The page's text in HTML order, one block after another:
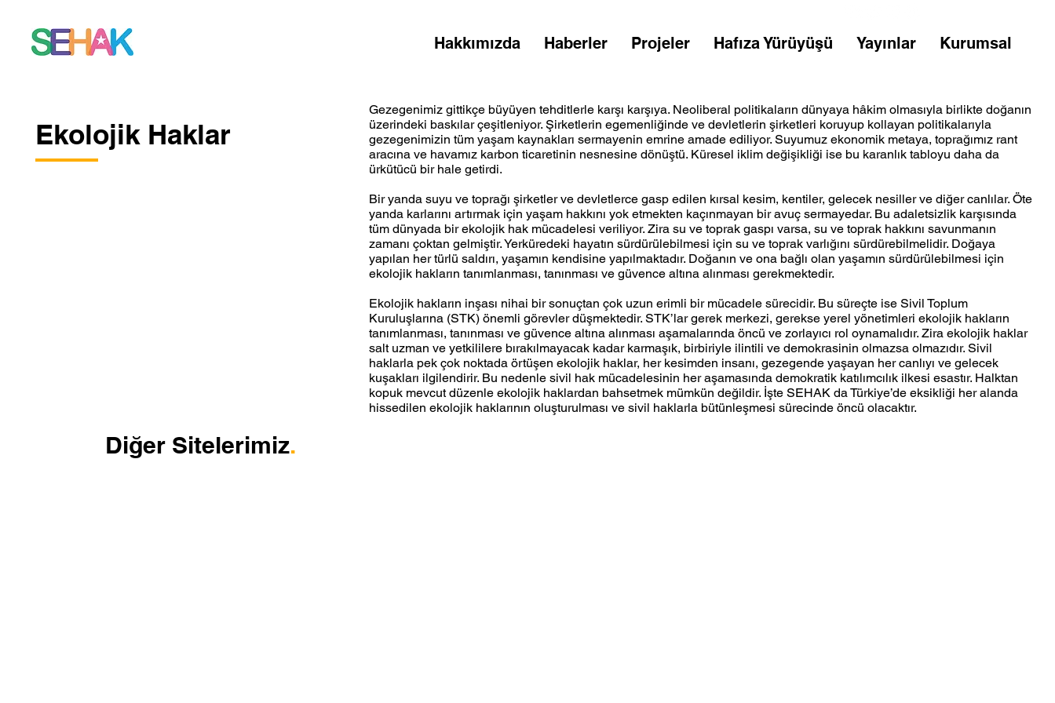
Hakkımızda Haberler Projeler Hafıza Yürüyüşü Yayınlar Kurumsal
Ekolojik Haklar
Gezegenimiz gittikçe büyüyen tehditlerle karşı karşıya. Neoliberal politikaların dünyaya hâkim olmasıyla birlikte doğanın
üzerindeki baskılar çeşitleniyor. Şirketlerin egemenliğinde ve devletlerin şirketleri koruyup kollayan politikalarıyla
gezegenimizin tüm yaşam kaynakları sermayenin emrine amade ediliyor. Suyumuz ekonomik metaya, toprağımız rant
aracına ve havamız karbon ticaretinin nesnesine dönüştü. Küresel iklim değişikliği ise bu karanlık tabloyu daha da
ürkütücü bir hale getirdi.
Bir yanda suyu ve toprağı şirketler ve devletlerce gasp edilen kırsal kesim, kentiler, gelecek nesiller ve diğer canlılar. Öte
yanda karlarını artırmak için yaşam hakkını yok etmekten kaçınmayan bir avuç sermayedar. Bu adaletsizlik karşısında
tüm dünyada bir ekolojik hak mücadelesi veriliyor. Zira su ve toprak gaspı varsa, su ve toprak hakkını savunmanın
zamanı çoktan gelmiştir. Yerküredeki hayatın sürdürülebilmesi için su ve toprak varlığını sürdürebilmelidir. Doğaya
yapılan her türlü saldırı, yaşamın kendisine yapılmaktadır. Doğanın ve ona bağlı olan yaşamın sürdürülebilmesi için
ekolojik hakların tanımlanması, tanınması ve güvence altına alınması gerekmektedir.
Ekolojik hakların inşası nihai bir sonuçtan çok uzun erimli bir mücadele sürecidir. Bu süreçte ise Sivil Toplum
Kuruluşlarına (STK) önemli görevler düşmektedir. STK’lar gerek merkezi, gerekse yerel yönetimleri ekolojik hakların
tanımlanması, tanınması ve güvence altına alınması aşamalarında öncü ve zorlayıcı rol oynamalıdır. Zira ekolojik haklar
salt uzman ve yetkililere bırakılmayacak kadar karmaşık, birbiriyle ilintili ve demokrasinin olmazsa olmazıdır. Sivil
haklarla pek çok noktada örtüşen ekolojik haklar, her kesimden insanı, gezegende yaşayan her canlıyı ve gelecek
kuşakları ilgilendirir. Bu nedenle sivil hak mücadelesinin her aşamasında demokratik katılımcılık ilkesi esastır. Halktan
kopuk mevcut düzenle ekolojik haklardan bahsetmek mümkün değildir. İşte SEHAK da Türkiye’de eksikliği her alanda
hissedilen ekolojik haklarının oluşturulması ve sivil haklarla bütünleşmesi sürecinde öncü olacaktır.
Diğer Sitelerimiz.